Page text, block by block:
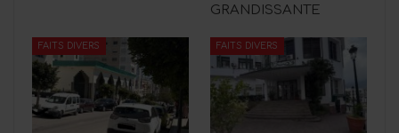
GRANDISSANTE
FAITS DIVERS FAITS DIVERS